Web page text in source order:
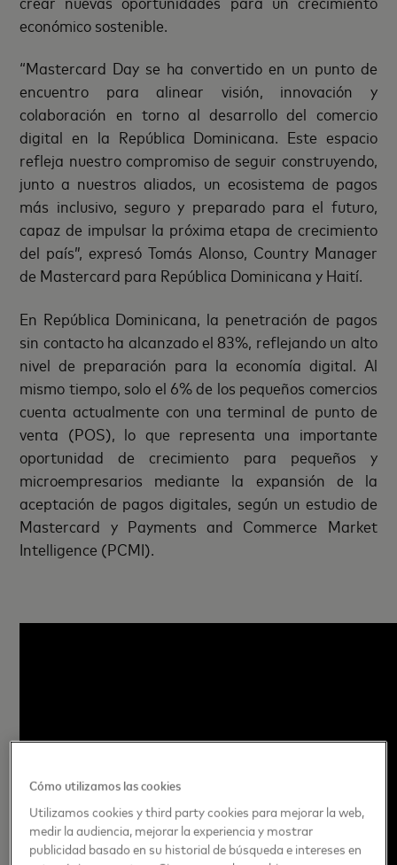
económico sostenible.
“Mastercard Day se ha convertido en un punto de
encuentro para alinear visión, innovación y
colaboración en torno al desarrollo del comercio
digital en la República Dominicana. Este espacio
refleja nuestro compromiso de seguir construyendo,
junto a nuestros aliados, un ecosistema de pagos
más inclusivo, seguro y preparado para el futuro,
capaz de impulsar la próxima etapa de crecimiento
del país”, expresó Tomás Alonso, Country Manager
de Mastercard para República Dominicana y Haití.
En República Dominicana, la penetración de pagos
sin contacto ha alcanzado el 83%, reflejando un alto
nivel de preparación para la economía digital. Al
mismo tiempo, solo el 6% de los pequeños comercios
cuenta actualmente con una terminal de punto de
venta (POS), lo que representa una importante
oportunidad de crecimiento para pequeños y
microempresarios mediante la expansión de la
aceptación de pagos digitales, según un estudio de
Mastercard y Payments and Commerce Market
Intelligence (PCMI).
Cómo utilizamos las cookies
Utilizamos cookies y third party cookies para mejorar la web,
medir la audiencia, mejorar la experiencia y mostrar
publicidad basado en su historial de búsqueda e intereses en